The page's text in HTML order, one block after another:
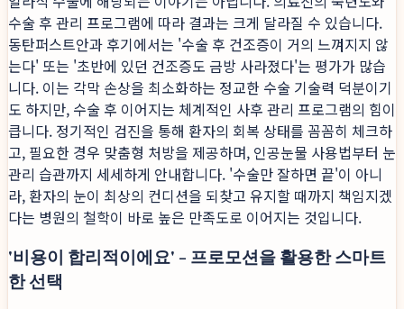
수술 후 관리 프로그램에 따라 결과는 크게 달라질 수 있습니다.
동탄퍼스트안과 후기에서는 '수술 후 건조증이 거의 느껴지지 않
는다' 또는 '초반에 있던 건조증도 금방 사라졌다'는 평가가 많습
니다. 이는 각막 손상을 최소화하는 정교한 수술 기술력 덕분이기
도 하지만, 수술 후 이어지는 체계적인 사후 관리 프로그램의 힘이
큽니다. 정기적인 검진을 통해 환자의 회복 상태를 꼼꼼히 체크하
고, 필요한 경우 맞춤형 처방을 제공하며, 인공눈물 사용법부터 눈
관리 습관까지 세세하게 안내합니다. '수술만 잘하면 끝'이 아니
라, 환자의 눈이 최상의 컨디션을 되찾고 유지할 때까지 책임지겠
다는 병원의 철학이 바로 높은 만족도로 이어지는 것입니다.
'비용이 합리적이에요' - 프로모션을 활용한 스마트
한 선택